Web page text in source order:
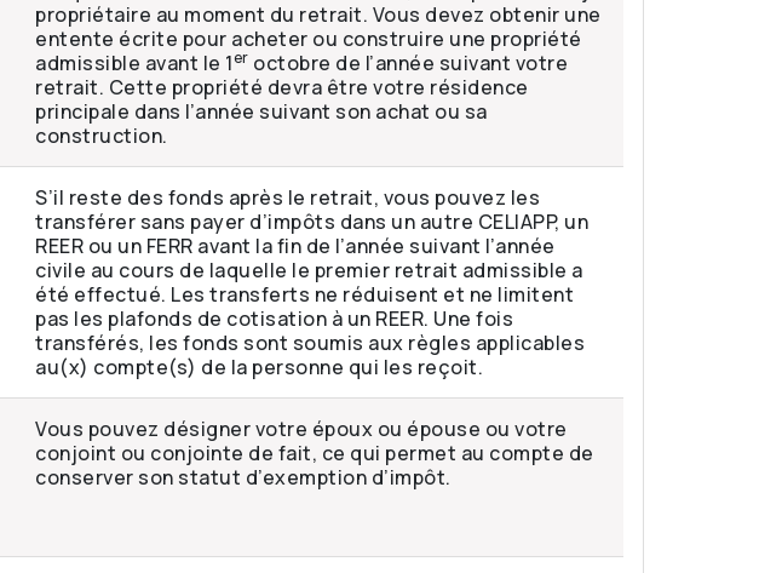
propriétaire au moment du retrait. Vous devez obtenir une
entente écrite pour acheter ou construire une propriété
admissible avant le 1er octobre de l’année suivant votre
retrait. Cette propriété devra être votre résidence
principale dans l’année suivant son achat ou sa
construction.
S’il reste des fonds après le retrait, vous pouvez les
transférer sans payer d’impôts dans un autre CELIAPP, un
REER ou un FERR avant la fin de l’année suivant l’année
civile au cours de laquelle le premier retrait admissible a
été effectué. Les transferts ne réduisent et ne limitent
pas les plafonds de cotisation à un REER. Une fois
transférés, les fonds sont soumis aux règles applicables
au(x) compte(s) de la personne qui les reçoit.
Vous pouvez désigner votre époux ou épouse ou votre
conjoint ou conjointe de fait, ce qui permet au compte de
conserver son statut d’exemption d’impôt.